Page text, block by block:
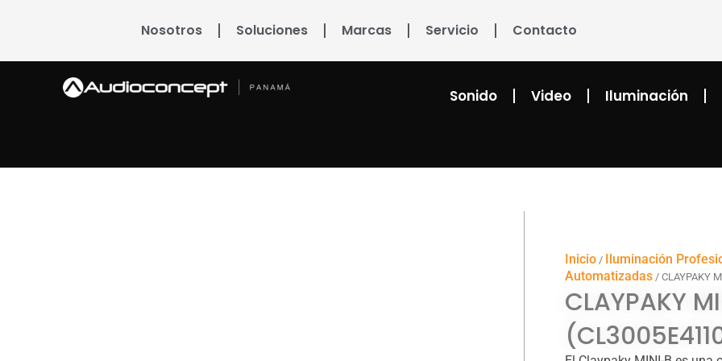
Nosotros Soluciones Marcas Servicio Contacto
Sonido Video Iluminación
Inicio/ Iluminación
Automatizadas/ CLAYPAKY
CLAYPAKY